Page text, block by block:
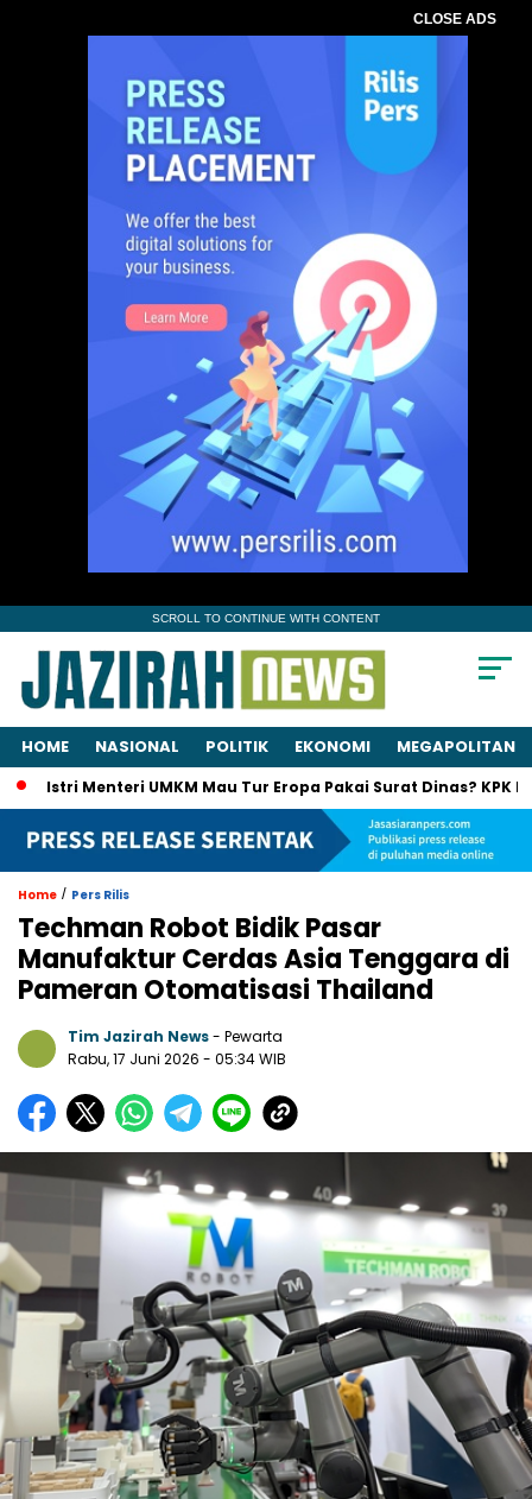
CLOSE ADS
SCROLL TO CONTINUE WITH CONTENT
HOME NASIONAL POLITIK EKONOMI MEGAPOLITAN
Menteri UMKM Mau Tur Eropa Pakai Surat Dinas? KPK Panggil
Home / Pers Rilis
Techman Robot Bidik Pasar
Manufaktur Cerdas Asia Tenggara di
Pameran Otomatisasi Thailand
Tim Jazirah News- Pewarta
Rabu, 17 Juni 2026 - 05:34 WIB